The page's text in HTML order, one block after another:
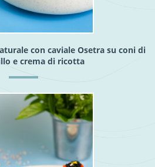
con caviale Osetra su coni di
e crema di ricotta